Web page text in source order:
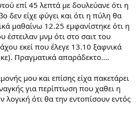
επί 45 λεπτά με δουλεύανε ότι η
δεν είχε φύγει και ότι η πύλη θα
μαθαίνω 12.25 εμφανίστηκε ότι η
έστειλαν μνμ ότι στο σαιτ του
εκεί που έλεγε 13.10 ξαφνικά
Πραγματικά απαράδεκτο....
μου και επίσης είχα πακετάρει
για περίπτωση που χαθει η
λογική ότι θα την εντοπίσουν εντός